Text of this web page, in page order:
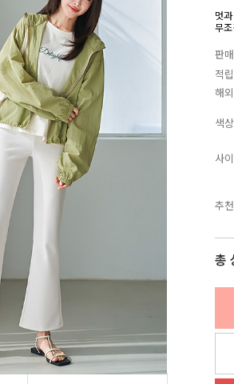
멋
무
판
적
해
색상
사
추
총